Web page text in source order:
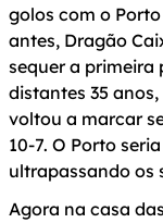
golos com o
antes, Dragão
sequer a primeira
distantes 35
voltou a marcar
10-7. O Porto
ultrapassando os
Agora na casa